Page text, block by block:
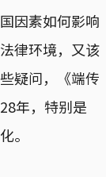
因素如何影响
律环境，又该
疑问，《端传
年，特别是
。